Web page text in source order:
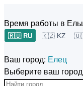
Время работы в
🇷🇺 RU 🇰🇿 KZ
Ваш город: Елец
Выберите ваш город